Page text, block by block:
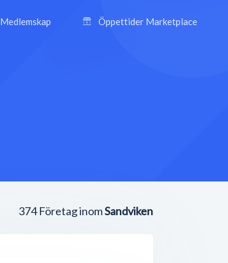
Medlemskap Öppettider Marketplace
374 Företag inomSandviken